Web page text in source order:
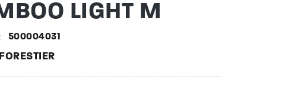
LIGHT M
500004031
FORESTIER